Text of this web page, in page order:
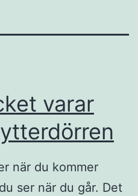
varar
när du kommer
ser när du går. Det